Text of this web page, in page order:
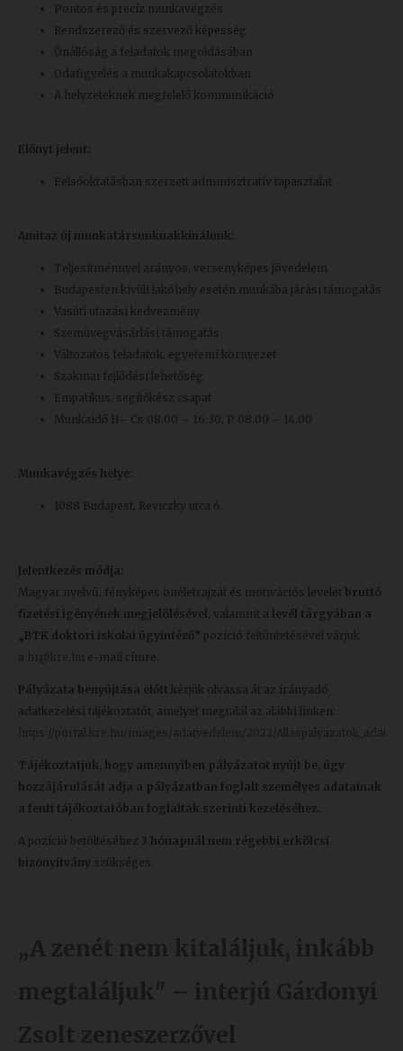
Pontos és precíz munkavégzés
Rendszerező és szervező képesség
Önállóság a feladatok megoldásában
Odafigyelés a munkakapcsolatokban
A helyzeteknek megfelelő kommunikáció
Előnyt jelent:
Felsőoktatásban szerzett adminisztratív tapasztalat
Amitaz új munkatársunknak kínálunk:
Teljesítménnyel arányos, versenyképes jövedelem
Budapesten kívüli lakóhely esetén munkába járási támogatás
Vasúti utazási kedvezmény
Szemüvegvásárlási támogatás
Változatos feladatok, egyetemi környezet
Szakmai fejlődési lehetőség
Empatikus, segítőkész csapat
Munkaidő H– Cs 08.00 – 16.30, P 08.00 – 14.00
Munkavégzés helye:
1088 Budapest, Reviczky utca 6.
Jelentkezés módja:
Magyar nyelvű, fényképes önéletrajzát és motivációs levelét bruttó
fizetési igényének megjelölésével , valamint a levél tárgyában a
„BTK doktori iskolai ügyintéző” pozíció feltüntetésével várjuk
a hr@kre.hu e-mail címre.
Pályázata benyújtása előtt kérjük olvassa át az irányadó
adatkezelési tájékoztatót, amelyet megtalál az alábbi linken:
https://portal.kre.hu/images/adatvedelem/2022/
Tájékoztatjuk, hogy amennyiben pályázatot nyújt be, úgy
hozzájárulását adja a pályázatban foglalt személyes adatainak
a fenti tájékoztatóban foglaltak szerinti kezeléséhez.
A pozíció betöltéséhez 3 hónapnál nem régebbi erkölcsi
bizonyítvány szükséges.
„A zenét nem kitaláljuk, inkább
megtaláljuk" – interjú Gárdonyi
Zsolt zeneszerzővel